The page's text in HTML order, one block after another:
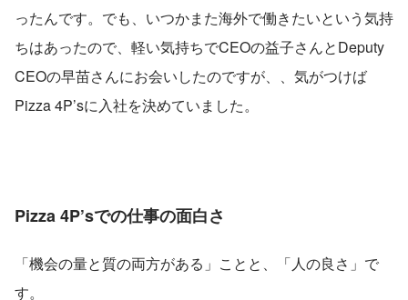
ったんです。でも、いつかまた海外で働きたいという気持
ちはあったので、軽い気持ちでCEOの益子さんとDeputy
CEOの早苗さんにお会いしたのですが、、気がつけば
Pizza 4P’sに入社を決めていました。
Pizza 4P’sでの仕事の面白さ
「機会の量と質の両方がある」ことと、「人の良さ」で
す。